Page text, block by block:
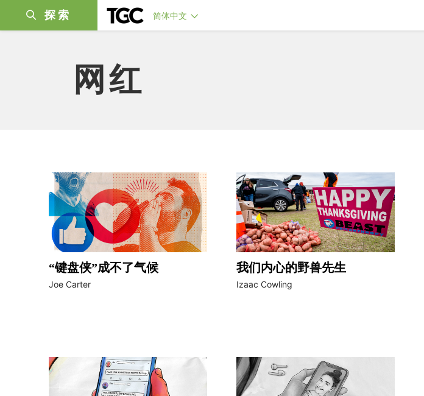
探索 简体中文
网红
“键盘侠”成不了气候
Joe Carter
我们内心的野兽先生
Izaac Cowling